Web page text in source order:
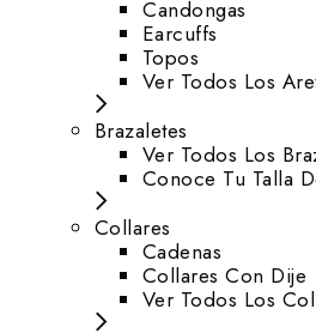
⁠Candongas
Earcuffs
Topos
Ver Todos Los
Brazaletes
Ver Todos Los
Conoce Tu Talla
Collares
Cadenas
Collares Con Dije
Ver Todos Los